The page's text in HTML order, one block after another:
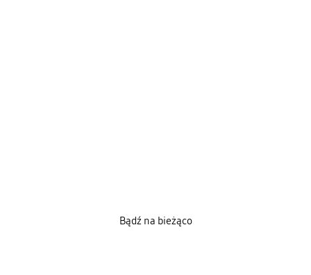
Bądź na bieżąco